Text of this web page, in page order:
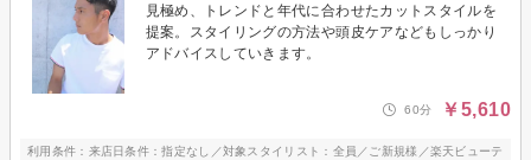
見極め、トレンドと年代に合わせたカットスタイルを
提案。スタイリングの方法や頭皮ケアなどもしっかり
アドバイスしていきます。
60分 ￥5,610
利用条件：来店日条件：指定なし／対象スタイリスト：全員／ご新規様／楽天ビューテ